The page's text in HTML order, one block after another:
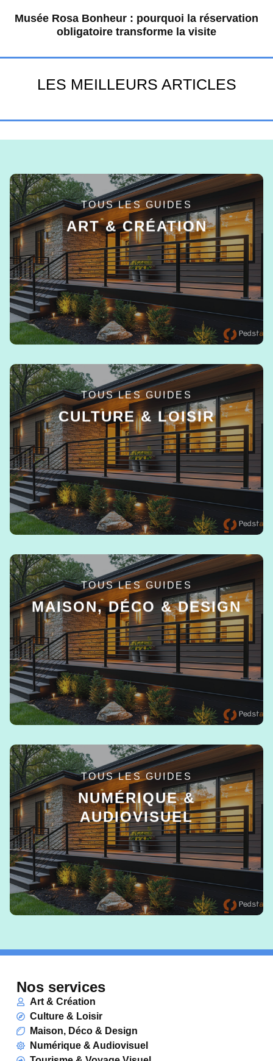
Musée Rosa Bonheur : pourquoi la réservation
obligatoire transforme la visite
LES MEILLEURS ARTICLES
TOUS LES GUIDES
ART & CRÉATION
EN SAVOIR +
TOUS LES GUIDES
CULTURE & LOISIR
EN SAVOIR +
TOUS LES GUIDES
MAISON, DÉCO & DESIGN
EN SAVOIR +
TOUS LES GUIDES
NUMÉRIQUE &
AUDIOVISUEL
EN SAVOIR +
Nos services
Art & Création
Culture & Loisir
Maison, Déco & Design
Numérique & Audiovisuel